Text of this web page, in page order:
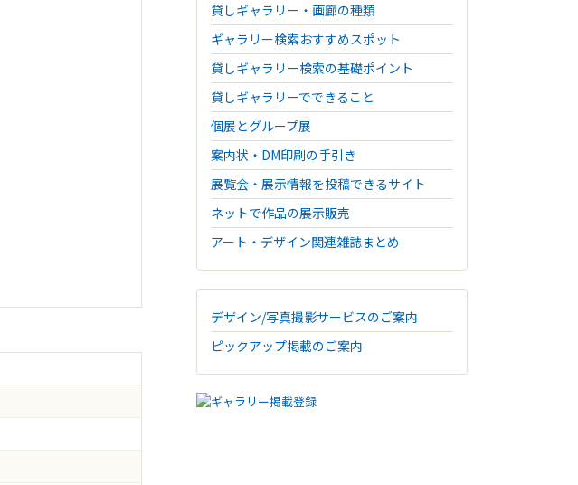
貸しギャラリー・画廊の種類
ギャラリー検索おすすめスポット
貸しギャラリー検索の基礎ポイント
貸しギャラリーでできること
個展とグループ展
案内状・DM印刷の手引き
展覧会・展示情報を投稿できるサイト
ネットで作品の展示販売
アート・デザイン関連雑誌まとめ
デザイン/写真撮影サービスのご案内
ピックアップ掲載のご案内